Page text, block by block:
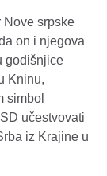
Nove srpske
on i njegova
godišnjice
Kninu,
simbol
učestvovati
iz Krajine u